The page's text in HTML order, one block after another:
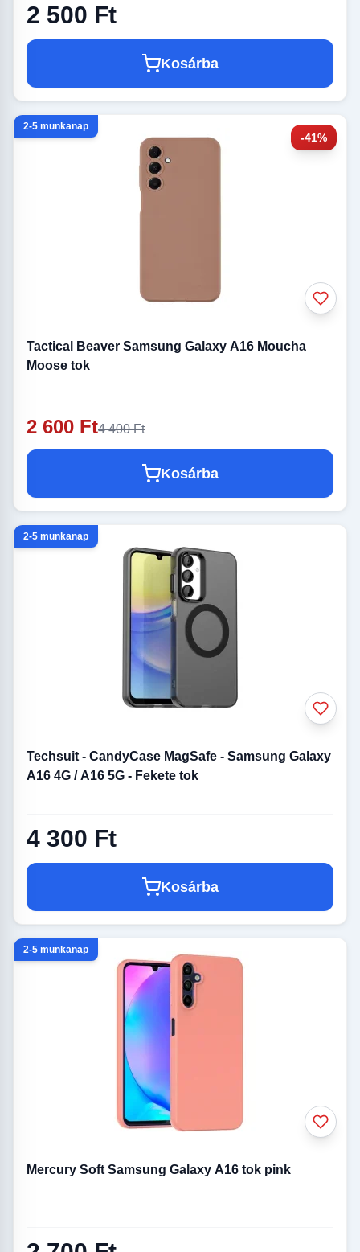
2 500 Ft
Kosárba
-41%
2-5 munkanap
Tactical Beaver Samsung Galaxy A16 Moucha
Moose tok
2 600 Ft4 400 Ft
Kosárba
2-5 munkanap
Techsuit - CandyCase MagSafe - Samsung Galaxy
A16 4G / A16 5G - Fekete tok
4 300 Ft
Kosárba
2-5 munkanap
Mercury Soft Samsung Galaxy A16 tok pink